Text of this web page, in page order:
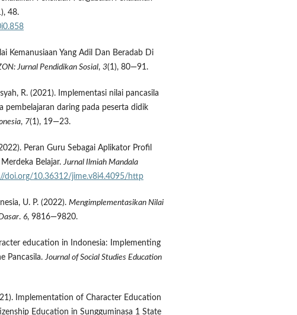
48.
Kemanusiaan Yang Adil Dan Beradab Di
Jurnal Pendidikan Sosial, 3(1), 80—91.
R. (2021). Implementasi nilai pancasila
pembelajaran daring pada peserta didik
, 7(1), 19—23.
Peran Guru Sebagai Aplikator Profil
Merdeka Belajar.Jurnal Ilmiah Mandala
doi.org/10.36312/jime.v8i4.4095/http
U. P. (2022). Mengimplementasikan Nilai
. 6, 9816—9820.
education in Indonesia: Implementing
Pancasila.Journal of Social Studies Education
Implementation of Character Education
Education in Sungguminasa 1 State